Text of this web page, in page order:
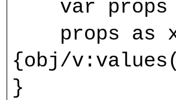
var props
props as
{obj/
}